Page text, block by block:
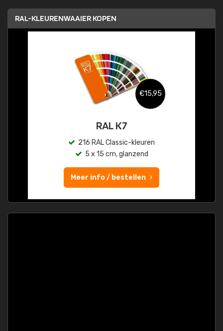
RAL-KLEURENWAAIER KOPEN
€15,95
RAL K7
216 RAL Classic-kleuren
5 x 15 cm, glanzend
Meer info / bestellen